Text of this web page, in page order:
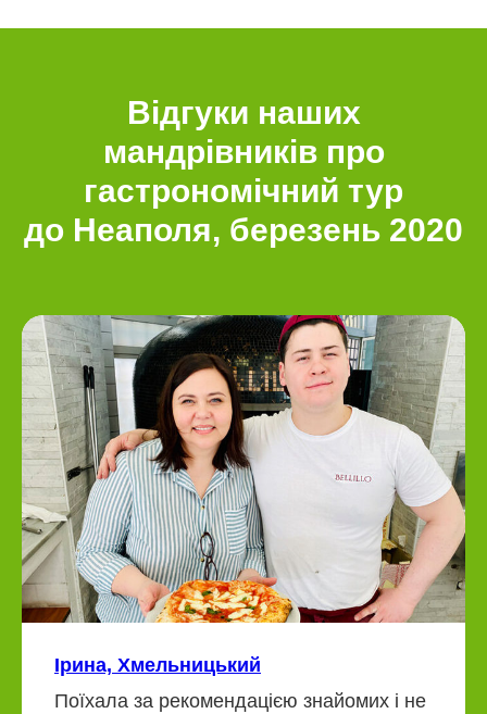
Відгуки наших
мандрівників про
гастрономічний тур
до Неаполя, березень 2020
Ірина, Хмельницький
Поїхала за рекомендацією знайомих і не